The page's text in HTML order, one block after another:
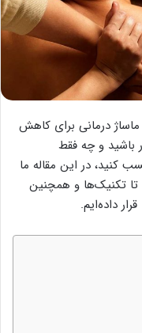
درمانی برای کاهش
باشید و چه فقط
کنید، در این مقاله ما
تا تکنیک‌ها و همچنین
داده‌ایم.